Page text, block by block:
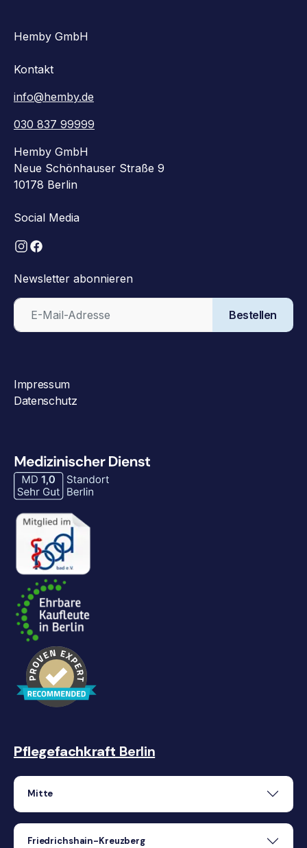
Hemby GmbH
Kontakt
info@hemby.de
030 837 99999
Hemby GmbH
Neue Schönhauser Straße 9
10178 Berlin
Social Media
Newsletter abonnieren
Bestellen
Impressum
Datenschutz
Pflegefachkraft Berlin
Mitte
Friedrichshain-Kreuzberg